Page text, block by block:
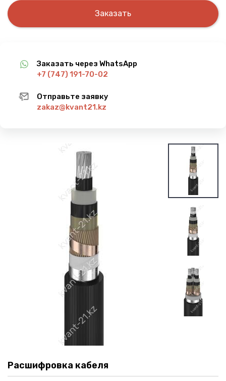
Заказать
Заказать через WhatsApp
+7 (747) 191-70-02
Отправьте заявку
zakaz@kvant21.kz
Расшифровка кабеля